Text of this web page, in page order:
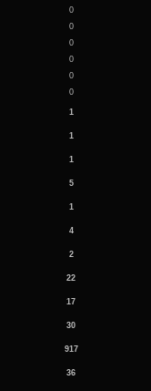
0
0
0
0
0
0
1
1
1
5
1
4
2
22
17
30
917
36